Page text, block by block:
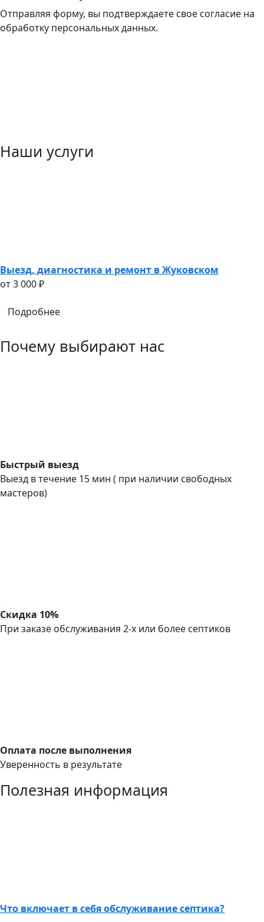
Отправляя форму, вы подтверждаете свое согласие на
обработку персональных данных.
Наши услуги
Выезд, диагностика и ремонт в Жуковском
oт 3 000 ₽
Подробнее
Почему выбирают нас
Быстрый выезд
Выезд в течение 15 мин ( при наличии свободных
мастеров)
Скидка 10%
При заказе обслуживания 2-х или более септиков
Оплата после выполнения
Уверенность в результате
Полезная информация
Что включает в себя обслуживание септика?